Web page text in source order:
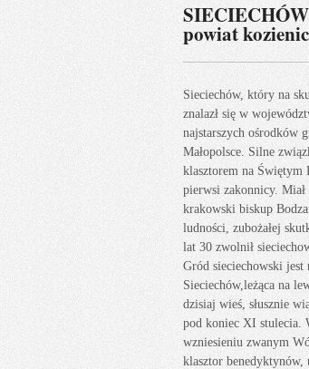
powiat
Sieciechów, który na
znalazł się w
najstarszych ośrodków
Małopolsce. Silne
klasztorem na Świętym
pierwsi zakonnicy.
krakowski biskup
ludności, zubożałej
lat 30 zwolnił
Gród sieciechowski jest
Sieciechów,leżąca na
dzisiaj wieś, słusznie
pod koniec XI stulecia.
wzniesieniu zwanym
klasztor benedyktynów,